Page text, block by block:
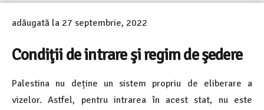
adăugată la 27 septembrie, 2022
Condiţii de intrare şi regim de şedere
Palestina nu deține un sistem propriu de eliberare a
vizelor. Astfel, pentru intrarea în acest stat, nu este